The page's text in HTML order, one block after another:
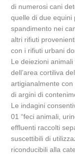
di numerosi cani
quelle di due equini
spandimento nei
altri rifiuti
con i rifiuti urbani
Le deiezioni
dell’area cortiliva
artigianalmente
di argini di
Le indagini
01 “feci animali,
effluenti raccolti
suscettibili di
riconducibili alla